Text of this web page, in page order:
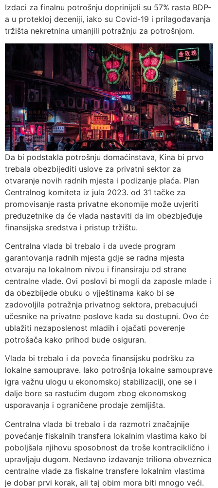
Izdaci za finalnu potrošnju doprinijeli su 57% rasta BDP-
a u protekloj deceniji, iako su Covid-19 i prilagođavanja
tržišta nekretnina umanjili potražnju za potrošnjom.
Da bi podstakla potrošnju domaćinstava, Kina bi prvo
trebala obezbijediti uslove za privatni sektor za
otvaranje novih radnih mjesta i podizanje plaća. Plan
Centralnog komiteta iz jula 2023. od 31 tačke za
promovisanje rasta privatne ekonomije može uvjeriti
preduzetnike da će vlada nastaviti da im obezbjeđuje
finansijska sredstva i pristup tržištu.
Centralna vlada bi trebalo i da uvede program
garantovanja radnih mjesta gdje se radna mjesta
otvaraju na lokalnom nivou i finansiraju od strane
centralne vlade. Ovi poslovi bi mogli da zaposle mlade i
da obezbijede obuku o vjještinama kako bi se
zadovoljila potražnja privatnog sektora, prebacujući
učesnike na privatne poslove kada su dostupni. Ovo će
ublažiti nezaposlenost mladih i ojačati poverenje
potrošača kako prihod bude osiguran.
Vlada bi trebalo i da poveća finansijsku podršku za
lokalne samouprave. Iako potrošnja lokalne samouprave
igra važnu ulogu u ekonomskoj stabilizaciji, one se i
dalje bore sa rastućim dugom zbog ekonomskog
usporavanja i ograničene prodaje zemljišta.
Centralna vlada bi trebalo i da razmotri značajnije
povećanje fiskalnih transfera lokalnim vlastima kako bi
poboljšala njihovu sposobnost da troše kontraciklično i
upravljaju dugom. Nedavno izdavanje triliona obveznica
centralne vlade za fiskalne transfere lokalnim vlastima
je dobar prvi korak, ali taj obim mora biti mnogo veći.